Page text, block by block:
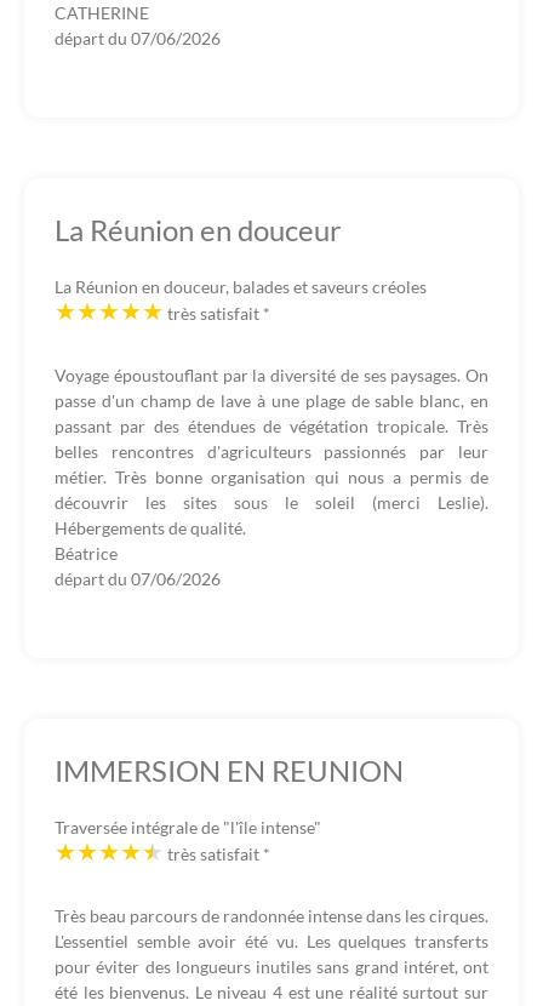
CATHERINE
départ du 07/06/2026
La Réunion en douceur
La Réunion en douceur, balades et saveurs créoles
très satisfait *
Voyage époustouflant par la diversité de ses paysages. On
passe d'un champ de lave à une plage de sable blanc, en
passant par des étendues de végétation tropicale. Très
belles rencontres d'agriculteurs passionnés par leur
métier. Très bonne organisation qui nous a permis de
découvrir les sites sous le soleil (merci Leslie).
Hébergements de qualité.
Béatrice
départ du 07/06/2026
IMMERSION EN REUNION
Traversée intégrale de "l'île intense"
très satisfait *
Très beau parcours de randonnée intense dans les cirques.
L'essentiel semble avoir été vu. Les quelques transferts
pour éviter des longueurs inutiles sans grand intéret, ont
été les bienvenus. Le niveau 4 est une réalité surtout sur